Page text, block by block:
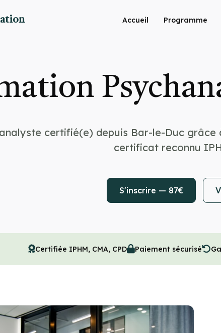
Accueil Programme
certifié(e) depuis Bar-le-Duc
certificat reconnu
S'inscrire — 87€
Certifiée IPHM, CMA, CPD Paiement sécurisé